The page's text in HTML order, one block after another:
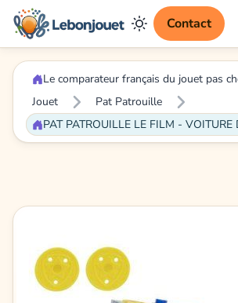
Contact
Le comparateur français du jouet pas
Jouet
Pat Patrouille